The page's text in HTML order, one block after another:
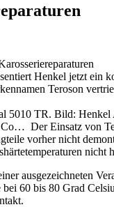
Henkel jetzt ein
Teroson
5010 TR. Bild:
Der Einsatz von
vorher nicht
nicht
ausgezeichneten
60 bis 80 Grad